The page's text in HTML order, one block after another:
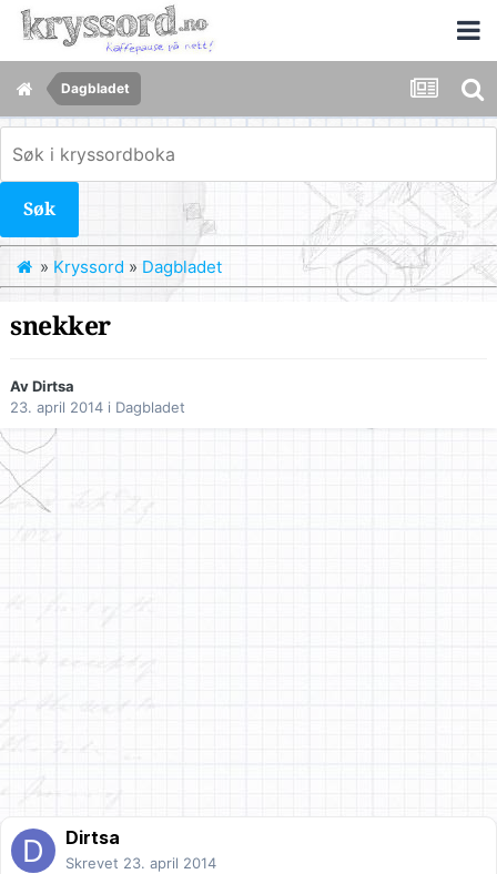
Dagbladet
Søk
» Kryssord » Dagbladet
snekker
AvDirtsa
23. april 2014 i Dagbladet
Dirtsa
Skrevet 23. april 2014